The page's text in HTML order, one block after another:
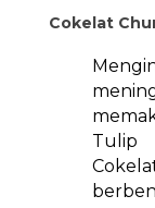
Cokelat
Tulip